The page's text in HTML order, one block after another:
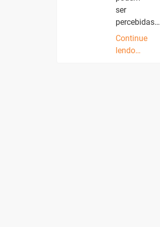
ser
percebidas…
Continue
lendo…